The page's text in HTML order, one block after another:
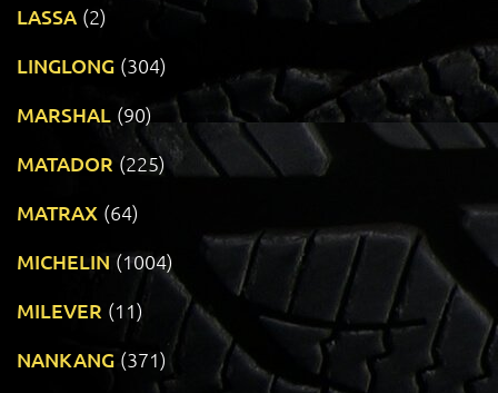
LASSA (2)
LINGLONG (304)
MARSHAL (90)
MATADOR (225)
MATRAX (64)
MICHELIN (1004)
MILEVER (11)
NANKANG (371)